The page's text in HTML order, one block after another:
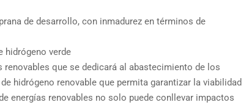
de desarrollo, con inmadurez en términos de
hidrógeno verde
que se dedicará al abastecimiento de los
hidrógeno renovable que permita garantizar la viabilidad
energías renovables no solo puede conllevar impactos